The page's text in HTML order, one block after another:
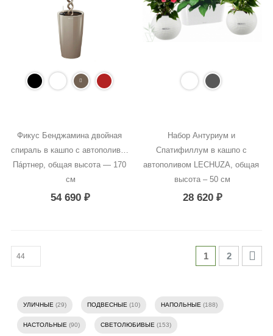
Фикус Бенджамина двойная
спираль в кашпо с автополивом
Пáртнер, общая высота — 170
см
54 690₽
Набор Антуриум и
Спатифиллум в кашпо с
автополивом LECHUZA, общая
высота – 50 см
28 620 ₽
1 2
УЛИЧНЫЕ (29) ПОДВЕСНЫЕ (10) НАПОЛЬНЫЕ (188)
НАСТОЛЬНЫЕ (90) СВЕТОЛЮБИВЫЕ (153)